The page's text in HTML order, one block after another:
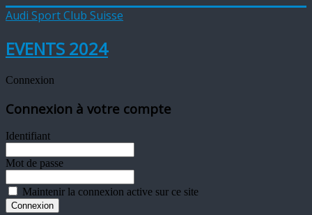
Audi Sport Club Suisse
EVENTS 2024
Connexion
Connexion à votre compte
Identifiant
Mot de passe
Maintenir la connexion active sur ce site